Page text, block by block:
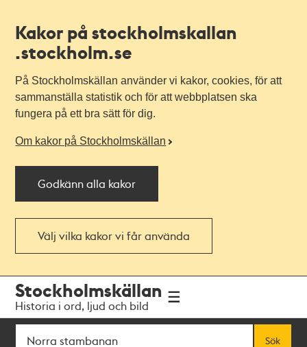
Kakor på stockholmskallan
.stockholm.se
På Stockholmskällan använder vi kakor, cookies, för att
sammanställa statistik och för att webbplatsen ska
fungera på ett bra sätt för dig.
Om kakor på Stockholmskällan
Godkänn alla kakor
Välj vilka kakor vi får använda
navigationen
huvudinnehållet
Stockholmskällan
Historia i ord, ljud och bild
Sök
Sök